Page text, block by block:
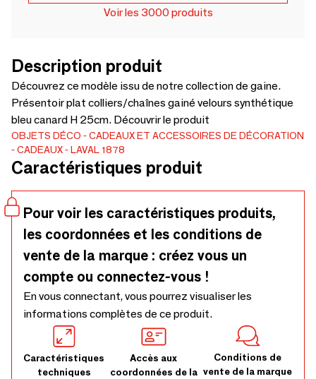
Voir les 3000 produits
Description produit
Découvrez ce modèle issu de notre collection de gaine.
Présentoir plat colliers/chaînes gainé velours synthétique
bleu canard H 25cm. Découvrir le produit
OBJETS DÉCO
CADEAUX ET ACCESSOIRES DE DÉCORATION
CADEAUX
LAVAL 1878
Caractéristiques produit
Pour voir les caractéristiques produits,
les coordonnées et les conditions de
vente de la marque : créez vous un
compte ou connectez-vous !
En vous connectant, vous pourrez visualiser les
informations complètes de ce produit.
Caractéristiques
techniques
Accès aux
coordonnées de la
Conditions de
vente de la marque